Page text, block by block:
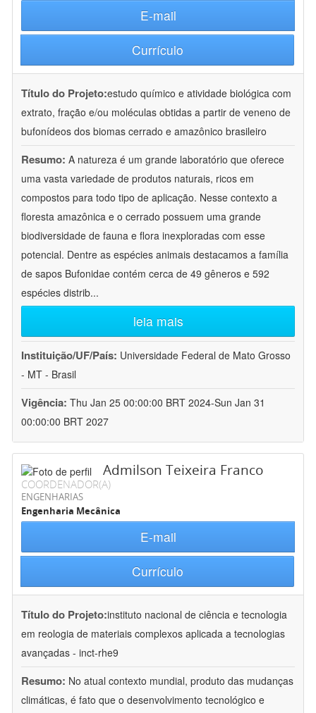
E-mail
Currículo
Título do Projeto:estudo químico e atividade biológica com
extrato, fração e/ou moléculas obtidas a partir de veneno de
bufonídeos dos biomas cerrado e amazônico brasileiro
Resumo: A natureza é um grande laboratório que oferece
uma vasta variedade de produtos naturais, ricos em
compostos para todo tipo de aplicação. Nesse contexto a
floresta amazônica e o cerrado possuem uma grande
biodiversidade de fauna e flora inexploradas com esse
potencial. Dentre as espécies animais destacamos a família
de sapos Bufonidae contém cerca de 49 gêneros e 592
espécies distrib...
leia mais
Instituição/UF/País: Universidade Federal de Mato Grosso
- MT - Brasil
Vigência: Thu Jan 25 00:00:00 BRT 2024-Sun Jan 31
00:00:00 BRT 2027
Admilson Teixeira Franco
COORDENADOR(A)
ENGENHARIAS
Engenharia Mecânica
E-mail
Currículo
Título do Projeto:instituto nacional de ciência e tecnologia
em reologia de materiais complexos aplicada a tecnologias
avançadas - inct-rhe9
Resumo: No atual contexto mundial, produto das mudanças
climáticas, é fato que o desenvolvimento tecnológico e